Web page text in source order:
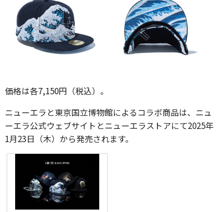
価格は各7,150円（税込）。
ニューエラと東京国立博物館によるコラボ商品は、ニュ
ーエラ公式ウェブサイトとニューエラストアにて2025年
1月23日（木）から発売されます。